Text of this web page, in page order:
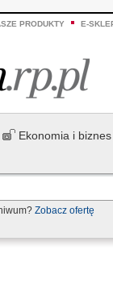
PRODUKTY E-
Ekonomia i biznes
Zobacz ofertę